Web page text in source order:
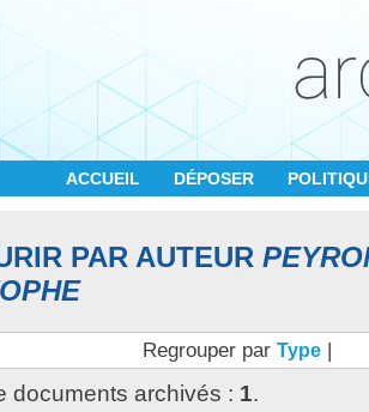
ACCUEIL DÉPOSER
PAR AUTEUR
Regrouper par Type |
documents archivés : 1.